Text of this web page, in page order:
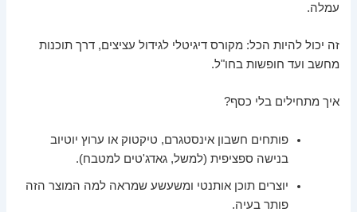
עמלה.
זה יכול להיות הכל: מקורס דיגיטלי לגידול עציצים, דרך תוכנות
מחשב ועד חופשות בחו"ל.
איך מתחילים בלי כסף?
פותחים חשבון אינסטגרם, טיקטוק או ערוץ יוטיוב
בנישה ספציפית (למשל, גאדג'טים למטבח).
יוצרים תוכן אותנטי ומשעשע שמראה למה המוצר הזה
פותר בעיה.